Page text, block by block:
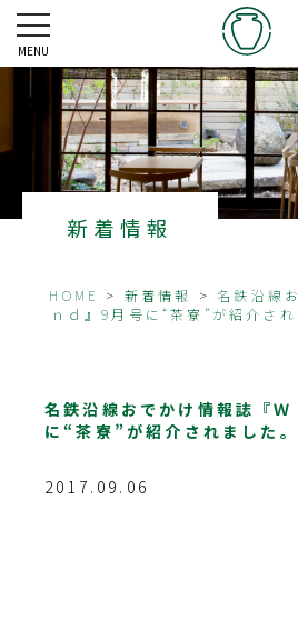
MENU
新着情報
HOME > 新着情報 >名鉄沿線
ｎｄ』9月号に“茶寮”が紹介さ
名鉄沿線おでかけ情報誌『Ｗ
に“茶寮”が紹介されました。
2017.09.06